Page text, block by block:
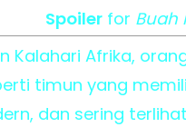
Spoilerfor Buah
Kalahari Afrika,
timun yang
dan sering